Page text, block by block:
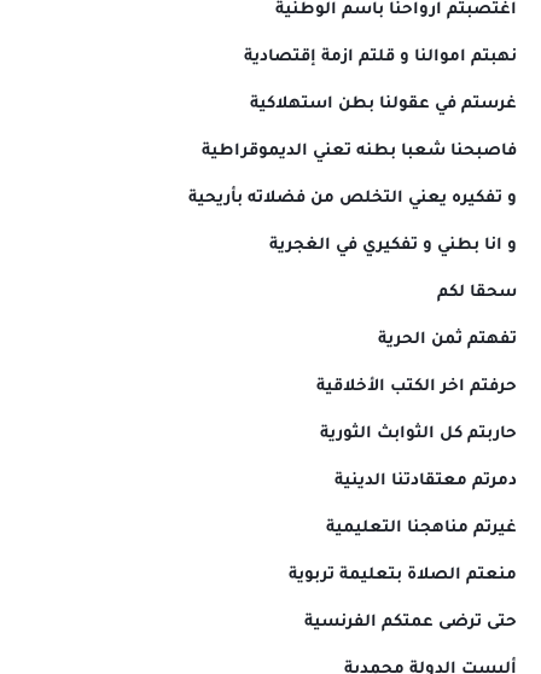
اغتصبتم ارواحنا باسم الوطنية
نهبتم اموالنا و قلتم ازمة إقتصادية
غرستم في عقولنا بطن استهلاكية
فاصبحنا شعبا بطنه تعني الديموقراطية
و تفكيره يعني التخلص من فضلاته بأريحية
و انا بطني و تفكيري في الغجرية
سحقا لكم
تفهتم ثمن الحرية
حرفتم اخر الكتب الأخلاقية
حاربتم كل الثوابث الثورية
دمرتم معتقادتنا الدينية
غيرتم مناهجنا التعليمية
منعتم الصلاة بتعليمة تربوية
حتى ترضى عمتكم الفرنسية
أليست الدولة محمدية